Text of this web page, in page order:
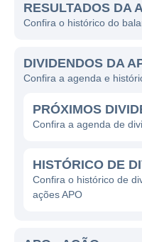
RESULTADOS DA
Confira o histórico do
DIVIDENDOS DA
Confira a agenda e
PRÓXIMOS
Confira a agenda de
HISTÓRICO DE
Confira o histórico de
ações APO